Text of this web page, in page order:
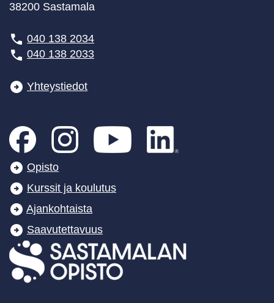
38200 Sastamala
040 138 2034
040 138 2033
Yhteystiedot
Opisto
Kurssit ja koulutus
Ajankohtaista
Saavutettavuus